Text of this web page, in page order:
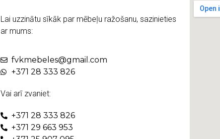
Lai uzzinātu sīkāk par mēbeļu ražošanu, sazinieties
ar mums:
fvkmebeles@gmail.com
+371 28 333 826
Vai arī zvaniet:
+371 28 333 826
+371 29 663 953